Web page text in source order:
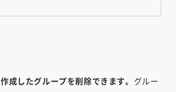
成したグループを削除できます。 グルー